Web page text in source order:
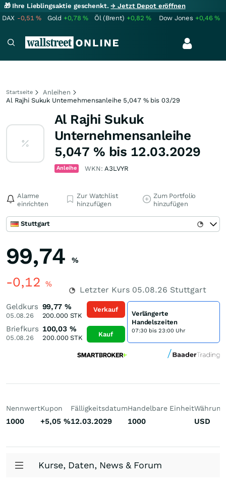
🎁 Ihre Lieblingsaktie geschenkt.→ Jetzt Depot eröffnen
DAX -0,51% Gold +0,78% Öl (Brent) +0,82% Dow Jones +0,46%
Startseite
Anleihen
Al Rajhi Sukuk Unternehmensanleihe 5,047 % bis 03/29
Al Rajhi Sukuk
Unternehmensanleihe
5,047 % bis 12.03.2029
Anleihe WKN:A3LVYR
Alarme
einrichten
Zur Watchlist
hinzufügen
Zum Portfolio
hinzufügen
Stuttgart
99,74 %
-0,12 %
Letzter Kurs 05.08.26 Stuttgart
Geldkurs
05.08.26
99,77 %
200.000STK
Briefkurs
05.08.26
100,03 %
200.000STK
Verkauf
Kauf
Verlängerte
Handelszeiten
07:30 bis 23:00 Uhr
Nennwert
1000
Kupon
+5,05 %
Fälligkeitsdatum
12.03.2029
Handelbare Einheit
1000
Währung
USD
Kurse, Daten, News & Forum